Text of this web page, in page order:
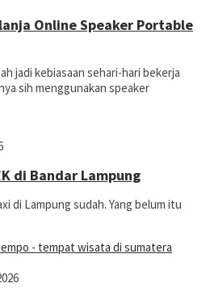
Online Speaker Portable
jadi kebiasaan sehari-hari bekerja
sih menggunakan speaker
di Bandar Lampung
di Lampung sudah. Yang belum itu